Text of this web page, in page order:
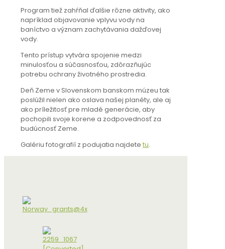
Program tiež zahŕňal ďalšie rôzne aktivity, ako
napríklad objavovanie vplyvu vody na
baníctvo a význam zachytávania dažďovej
vody.
Tento prístup vytvára spojenie medzi
minulosťou a súčasnosťou, zdôrazňujúc
potrebu ochrany životného prostredia.
Deň Zeme v Slovenskom banskom múzeu tak
poslúžil nielen ako oslava našej planéty, ale aj
ako príležitosť pre mladé generácie, aby
pochopili svoje korene a zodpovednosť za
budúcnosť Zeme.
Galériu fotografií z podujatia najdete tu.